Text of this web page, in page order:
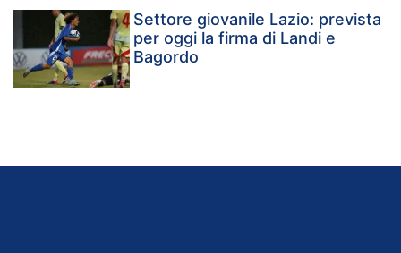
Settore giovanile Lazio: prevista
per oggi la firma di Landi e
Bagordo